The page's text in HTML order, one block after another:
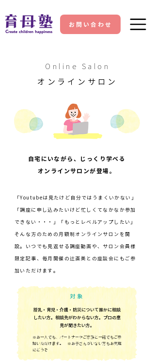
お問い合わせ
Online Salon
​オンラインサロン
自宅にいながら、じっくり学べる
オンラインサロンが登場。
「Youtubeは見たけど自分ではうまくいかない」
「講座に申し込みたいけど忙しくてなかなか参加
できない・・・」「もっとレベルアップしたい」
そんな方のための月額制オンラインサロンを開
設。いつでも見返せる講座動画や、サロン会員様
限定記事、毎月開催の辻直美との座談会にもご参
加いただけます。
授乳・育児・介護・防災について誰かに相談
したい方。相談先がわからない方。プロの意
見が聞きたい方。
※お一人でも、パートナーやご家族と一緒でもご参
加いただけます。 ※お子さんがいない方もお気軽
にどうぞ
対象